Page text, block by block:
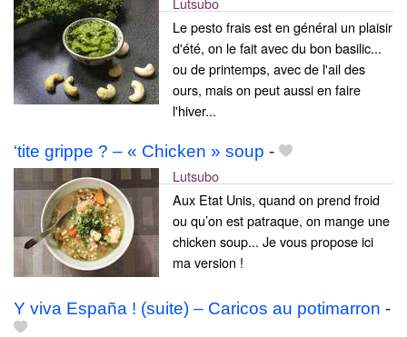
Le pesto frais est en général un plaisir
d'été, on le fait avec du bon basilic...
ou de printemps, avec de l'ail des
ours, mais on peut aussi en faire
l'hiver...
‘tite grippe ? – « Chicken » soup -
Lutsubo
Aux Etat Unis, quand on prend froid
ou qu’on est patraque, on mange une
chicken soup... Je vous propose ici
ma version !
Y viva España ! (suite) – Caricos au potimarron -